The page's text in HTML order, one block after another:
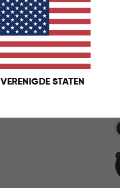
VERENIGDE STATEN
€